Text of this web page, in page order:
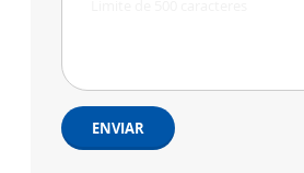
ENVIAR